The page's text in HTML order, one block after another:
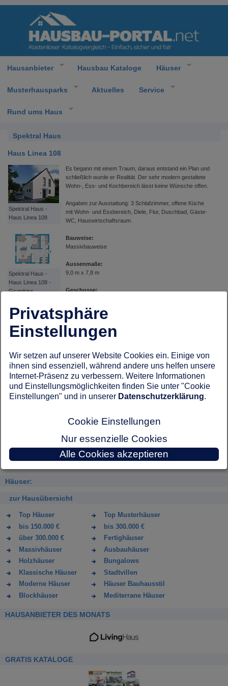
Hausanbieter Hausbau Kataloge Häuser
Musterhausparks Aktuelles Service
Rund ums Haus
Spektral Haus
Haus Linea 108
Spektral Haus -
Haus Linea 108
Spektral Haus -
Haus Linea 108 -
Grundriss
Spektral Haus -
Haus Linea 108 -
Grundriss
Dachgeschoss
Es begann mit einem Traum, daraus entstand ein Plan und
schließlich wurde er Realität. Der sehr modern gestaltete
Wohn-, Ess- und Kochbereich lässt keine Wünsche offen.
Angaben zur Ausstattung: 3 Schlafzimmer, offene Küche
mit Wohn- und Essbereich, Diele, Flur, Duschbad, Gäste-
WC, Hauswirtschaftsraum.
Bauweise:
Massivbauweise
Aussenmaße:
9,0 m x 7,8 m
Geschosse:
Preis:
Auf Anfrage
Weitere Informationen erhalten Sie auf der Webseite von
Sichern Sie sich gleich hier den Hausbau Katalog
dieses Anbieters.
Häuser:
zur Hausübersicht
Top Häuser
Top Musterhäuser
bis 150.000 €
bis 300.000 €
über 300.000 €
Fertighäuser
Massivhäuser
Ausbauhäuser
Holzhäuser
Bungalows
Klassische Häuser
Stadtvillen
Moderne Häuser
Häuser Bauhausstil
Blockhäuser
Mediterrane Häuser
HAUSANBIETER DES MONATS
GRATIS KATALOGE
Privatsphäre
Einstellungen
Wir setzen auf unserer Website Cookies ein. Einige von
ihnen sind essenziell, während andere uns helfen unsere
Internet-Präsenz zu verbessern. Weitere Informationen
und Einstellungsmöglichkeiten finden Sie unter "Cookie
Einstellungen" und in unserer Datenschutzerklärung.
Cookie Einstellungen
Nur essenzielle Cookies
Alle Cookies akzeptieren